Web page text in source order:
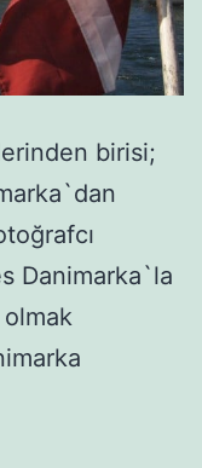
birisi;
Danimarka`la